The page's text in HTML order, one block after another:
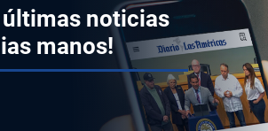
últimas noticias
manos!